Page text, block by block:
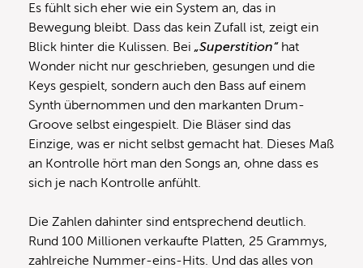
Es fühlt sich eher wie ein System an, das in
Bewegung bleibt. Dass das kein Zufall ist, zeigt ein
Blick hinter die Kulissen. Bei „Superstition“hat
Wonder nicht nur geschrieben, gesungen und die
Keys gespielt, sondern auch den Bass auf einem
Synth übernommen und den markanten Drum-
Groove selbst eingespielt. Die Bläser sind das
Einzige, was er nicht selbst gemacht hat. Dieses Maß
an Kontrolle hört man den Songs an, ohne dass es
sich je nach Kontrolle anfühlt.
Die Zahlen dahinter sind entsprechend deutlich.
Rund 100 Millionen verkaufte Platten, 25 Grammys,
zahlreiche Nummer-eins-Hits. Und das alles von